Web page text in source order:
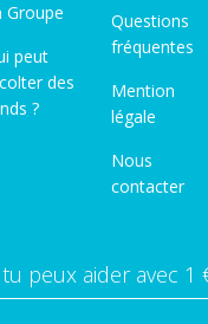
Groupe
peut
des
?
Questions
fréquentes
Mention
légale
Nous
contacter
peux aider avec 1